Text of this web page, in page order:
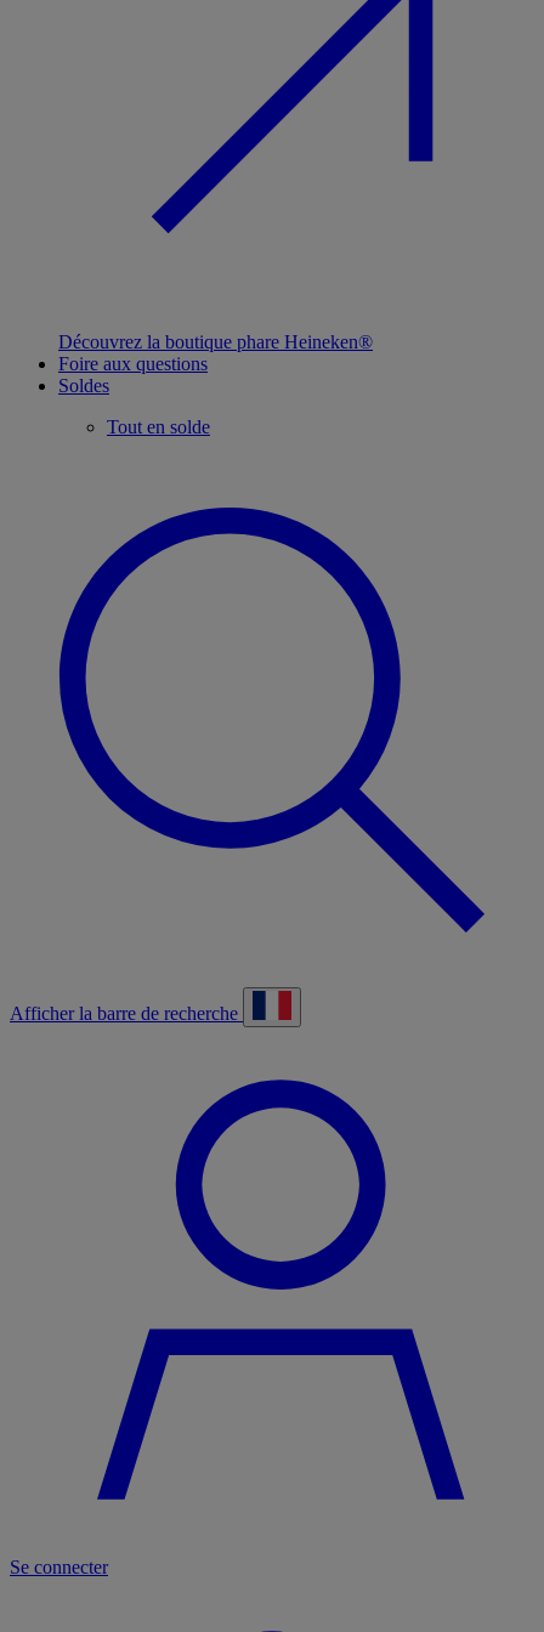
Découvrez la boutique phare Heineken®
Foire aux questions
Soldes
Tout en solde
Afficher la barre de recherche
Se connecter